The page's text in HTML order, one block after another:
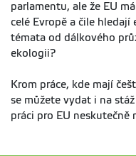
parlamentu, ale že EU
celé Evropě a čile
témata od dálkového
ekologii?
Krom práce, kde mají
se můžete vydat i na
práci pro EU neskutečně